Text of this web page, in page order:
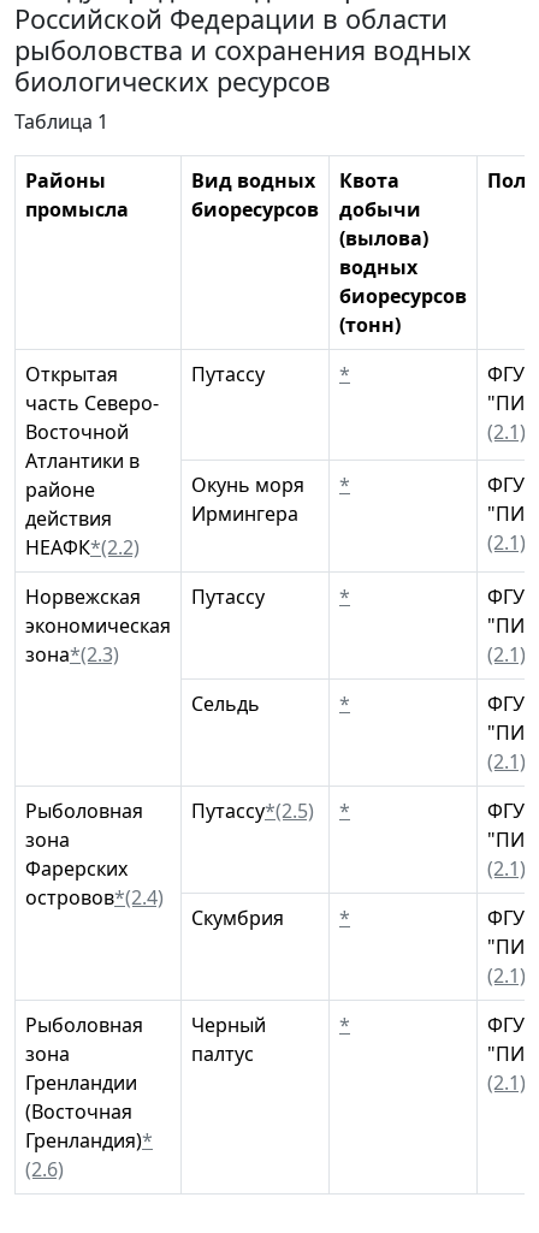
Российской Федерации в области
рыболовства и сохранения водных
биологических ресурсов
Таблица 1
Районы
промысла
Вид водных
биоресурсов
Квота
добычи
(вылова)
водных
биоресурсов
(тонн)
Открытая
часть Северо-
Восточной
Атлантики в
районе
действия
НЕАФК*(2.2)
Путассу *
ФГУП
(2.1)
Окунь моря
Ирмингера
*
ФГУП
(2.1)
Норвежская
экономическая
зона*(2.3)
Путассу *
ФГУП
(2.1)
Сельдь
*
ФГУП
(2.1)
Рыболовная
зона
Фарерских
островов*(2.4)
Путассу*(2.5) *
ФГУП
(2.1)
Скумбрия
*
ФГУП
(2.1)
Рыболовная
зона
Гренландии
(Восточная
Гренландия)*
(2.6)
Черный
палтус
*
ФГУП
(2.1)